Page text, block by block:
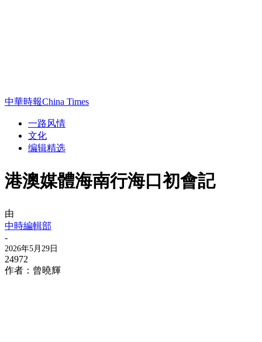
中華時報China Times
一路风情
文化
编辑精选
港澳媒體海南行海口初會記
由
中時編輯部
-
2026年5月29日
24972
作者：曾曉輝